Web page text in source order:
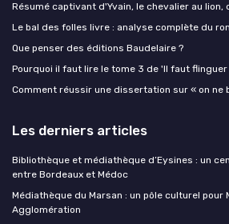
Résumé captivant d'Yvain, le chevalier au
Le bal des folles livre : analyse complète du
Que penser des éditions Baudelaire ?
Pourquoi il faut lire le tome 3 de 'Il faut flinguer
Comment réussir une dissertation sur « on ne
Les derniers articles
Bibliothèque et médiathèque d’Eysines : un
entre Bordeaux et Médoc
Médiathèque du Marsan : un pôle culturel pour
Agglomération